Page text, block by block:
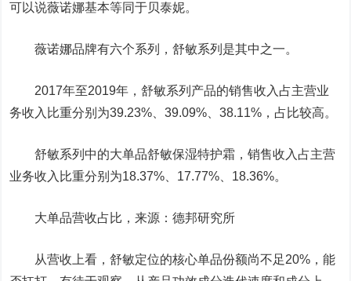
可以说薇诺娜基本等同于贝泰妮。
薇诺娜品牌有六个系列，舒敏系列是其中之一。
2017年至2019年，舒敏系列产品的销售收入占主营业
务收入比重分别为39.23%、39.09%、38.11%，占比较高。
舒敏系列中的大单品舒敏保湿特护霜，销售收入占主营
业务收入比重分别为18.37%、17.77%、18.36%。
大单品营收占比，来源：德邦研究所
从营收上看，舒敏定位的核心单品份额尚不足20%，能